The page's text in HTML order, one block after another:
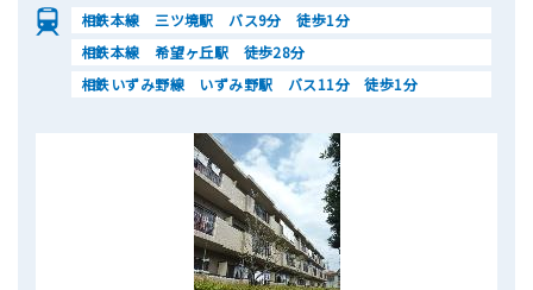
相鉄本線 三ツ境駅 バス9分 徒歩1分
相鉄本線 希望ヶ丘駅 徒歩28分
相鉄いずみ野線 いずみ野駅 バス11分 徒歩1分